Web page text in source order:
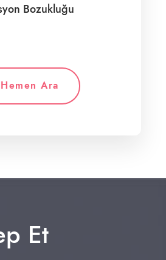
Bozukluğu
Hemen Ara
Et